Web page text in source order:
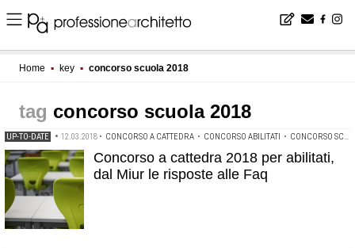
Home ▪ key ▪ concorso scuola 2018
concorso scuola 2018
UP-TO-DATE • 12.03.2018 • CONCORSO A CATTEDRA • CONCORSO ABILITATI • CONCORSO SCUOLA 2018
Concorso a cattedra 2018 per abilitati,
dal Miur le risposte alle Faq